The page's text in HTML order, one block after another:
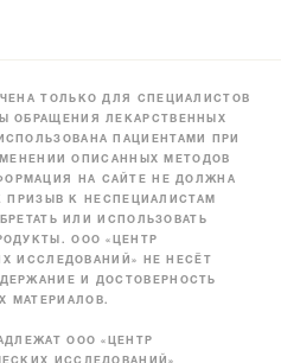
ТОЛЬКО ДЛЯ СПЕЦИАЛИСТОВ
ОБРАЩЕНИЯ ЛЕКАРСТВЕННЫХ
ПАЦИЕНТАМИ ПРИ
ОПИСАННЫХ МЕТОДОВ
НА САЙТЕ НЕ ДОЛЖНА
ПРИЗЫВ К НЕСПЕЦИАЛИСТАМ
ИЛИ ИСПОЛЬЗОВАТЬ
ООО «ЦЕНТР
ИССЛЕДОВАНИЙ» НЕ НЕСЁТ
И ДОСТОВЕРНОСТЬ
МАТЕРИАЛОВ.
ООО «ЦЕНТР